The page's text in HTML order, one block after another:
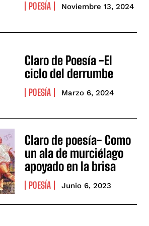
POESÍA Noviembre 13, 2024
Claro de Poesía -El
ciclo del derrumbe
POESÍA Marzo 6, 2024
Claro de poesía- Como
un ala de murciélago
apoyado en la brisa
POESÍA Junio 6, 2023